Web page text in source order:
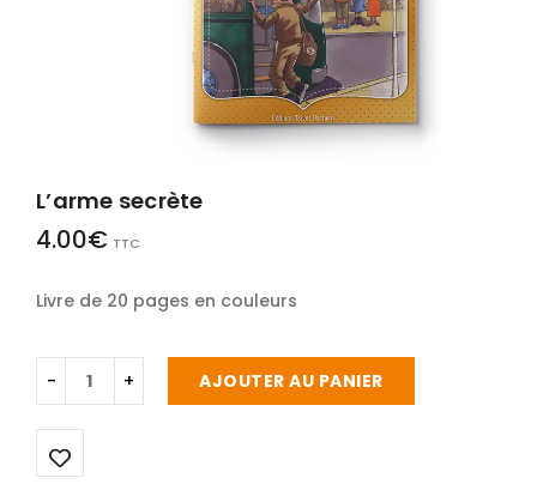
L’arme secrète
4.00€ TTC
Livre de 20 pages en couleurs
AJOUTER AU PANIER